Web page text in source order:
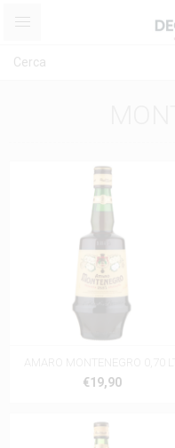
AMARO MONTENEGRO 0,70 LT.
€19,90